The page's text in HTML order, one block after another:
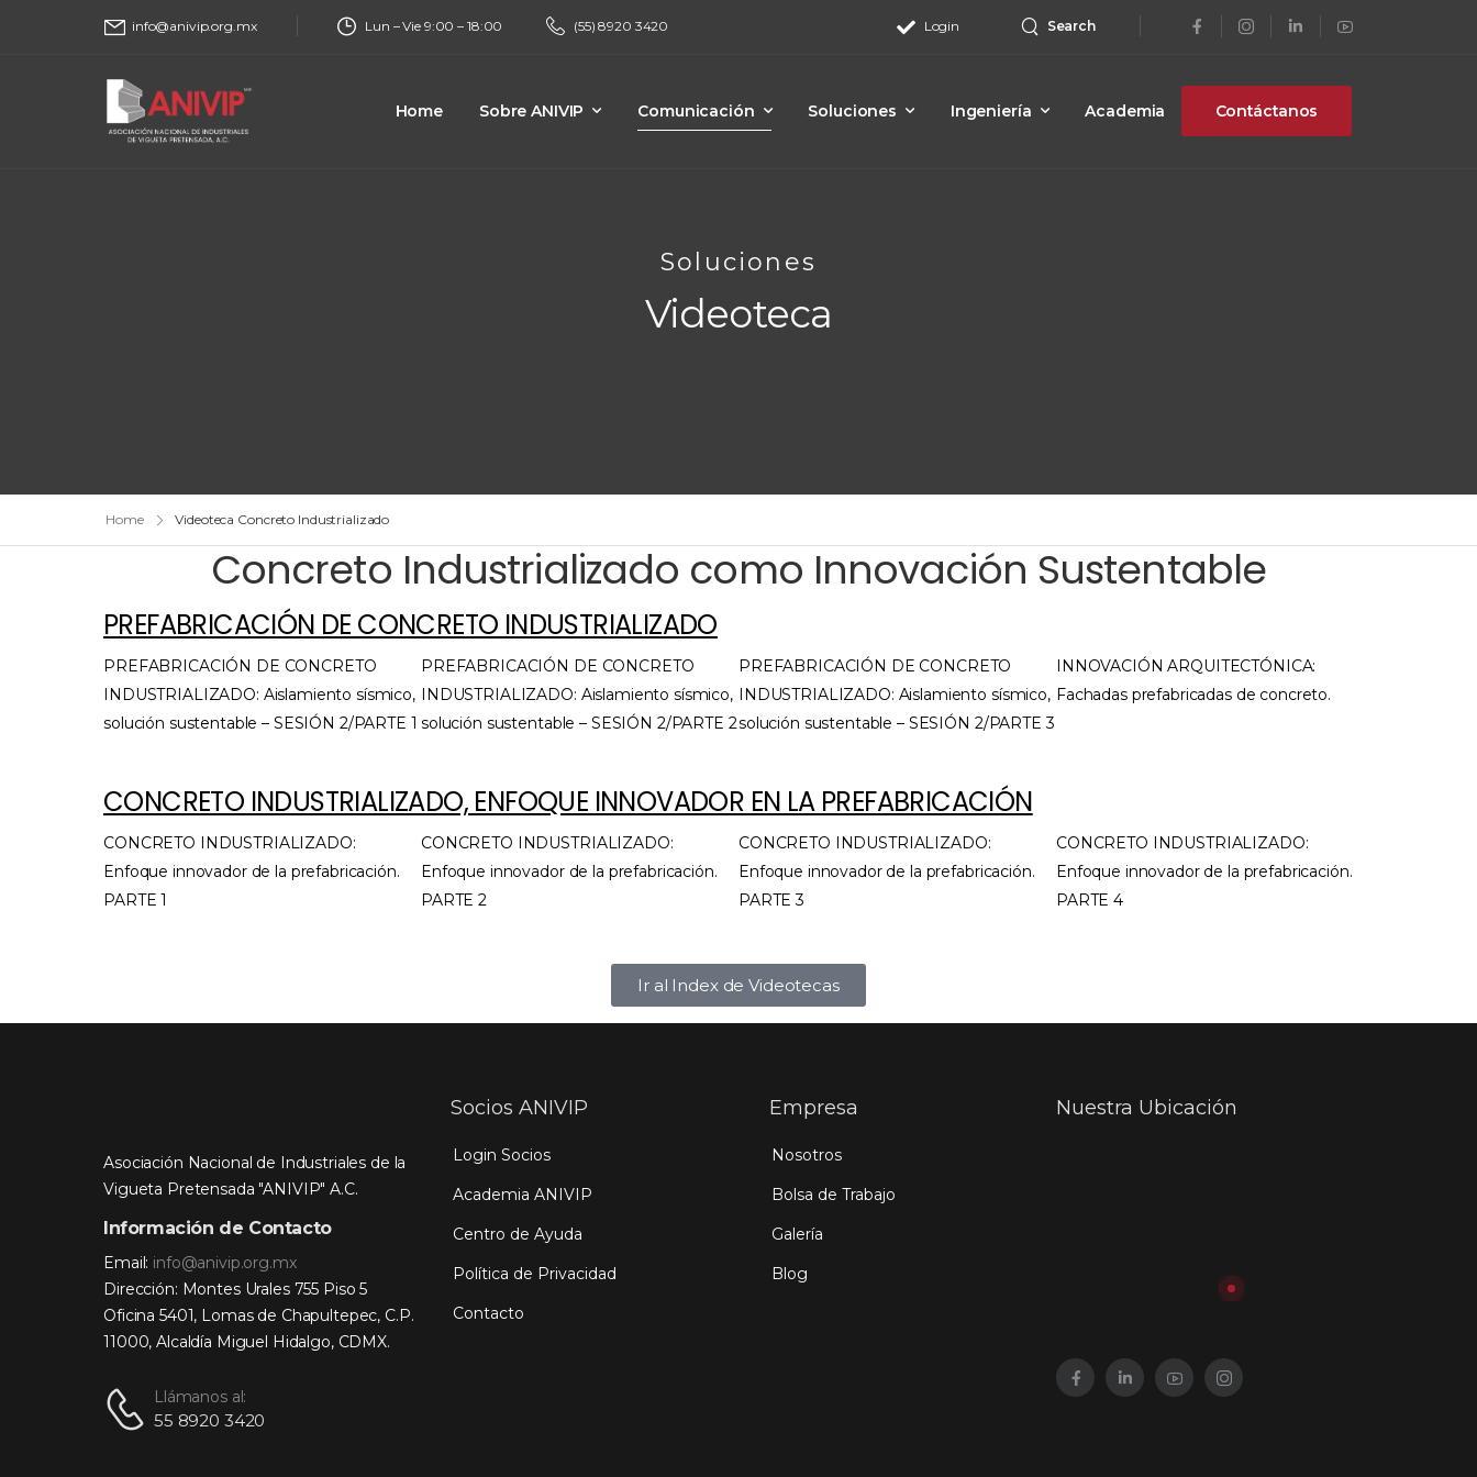
info@anivip.org.mx Lun – Vie 9:00 – 18:00 (55) 8920 3420 Login Search
Home Sobre ANIVIP Comunicación Soluciones Ingeniería Academia Contáctanos
Soluciones
Videoteca
Home Videoteca Concreto Industrializado
Concreto Industrializado como Innovación Sustentable
PREFABRICACIÓN DE CONCRETO INDUSTRIALIZADO
PREFABRICACIÓN DE CONCRETO
INDUSTRIALIZADO: Aislamiento sísmico,
solución sustentable – SESIÓN 2/PARTE 1
PREFABRICACIÓN DE CONCRETO
INDUSTRIALIZADO: Aislamiento sísmico,
solución sustentable – SESIÓN 2/PARTE 2
PREFABRICACIÓN DE CONCRETO
INDUSTRIALIZADO: Aislamiento sísmico,
solución sustentable – SESIÓN 2/PARTE 3
INNOVACIÓN ARQUITECTÓNICA:
Fachadas prefabricadas de concreto.
CONCRETO INDUSTRIALIZADO, ENFOQUE INNOVADOR EN LA PREFABRICACIÓN
CONCRETO INDUSTRIALIZADO:
Enfoque innovador de la prefabricación.
PARTE 1
CONCRETO INDUSTRIALIZADO:
Enfoque innovador de la prefabricación.
PARTE 2
CONCRETO INDUSTRIALIZADO:
Enfoque innovador de la prefabricación.
PARTE 3
CONCRETO INDUSTRIALIZADO:
Enfoque innovador de la prefabricación.
PARTE 4
Ir al Index de Videotecas
Asociación Nacional de Industriales de la
Vigueta Pretensada "ANIVIP" A.C.
Información de Contacto
Email: info@anivip.org.mx
Dirección: Montes Urales 755 Piso 5
Oficina 5401, Lomas de Chapultepec, C.P.
11000, Alcaldía Miguel Hidalgo, CDMX.
Llámanos al:
55 8920 3420
Socios ANIVIP
Login Socios
Academia ANIVIP
Centro de Ayuda
Política de Privacidad
Contacto
Empresa
Nosotros
Bolsa de Trabajo
Galería
Blog
Nuestra Ubicación